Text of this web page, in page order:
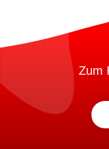
Zum